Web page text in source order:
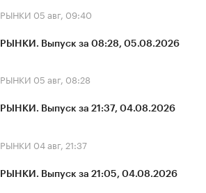
РЫНКИ 05 авг, 09:40
РЫНКИ. Выпуск за 08:28, 05.08.2026
РЫНКИ 05 авг, 08:28
РЫНКИ. Выпуск за 21:37, 04.08.2026
РЫНКИ 04 авг, 21:37
РЫНКИ. Выпуск за 21:05, 04.08.2026